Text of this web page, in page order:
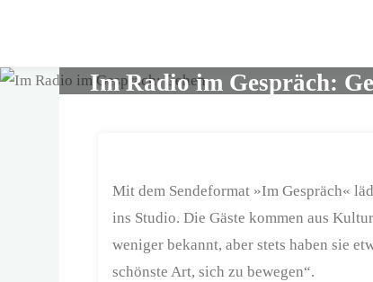
content
Im Radio im Gespräch:
Mit dem Sendeformat »Im Gespräch«
ins Studio. Die Gäste kommen aus
weniger bekannt, aber stets haben sie
schönste Art, sich zu bewegen“.